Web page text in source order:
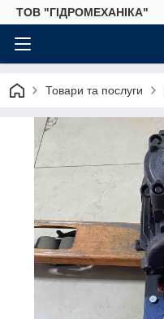
ТОВ "ГІДРОМЕХАНІКА"
Товари та послуги